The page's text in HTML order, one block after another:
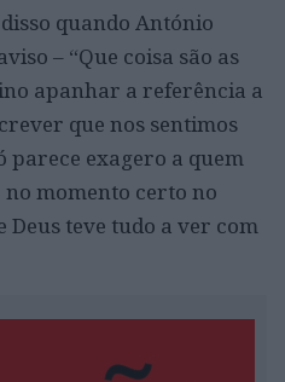
quando António
– “Que coisa são as
apanhar a referência a
que nos sentimos
parece exagero a quem
no momento certo no
teve tudo a ver com